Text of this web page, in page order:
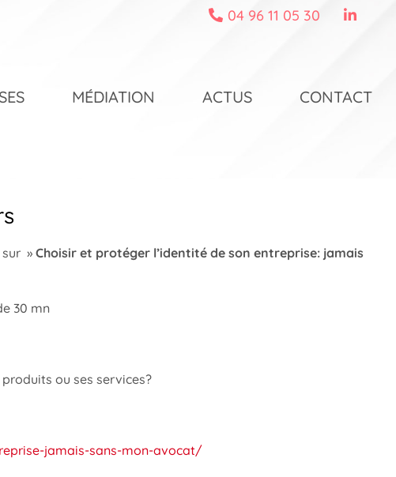
04 96 11 05 30
MÉDIATION ACTUS CONTACT
sur » Choisir et protéger l’identité de son entreprise: jamais
30 mn
ou ses services?
jamais-sans-mon-avocat/